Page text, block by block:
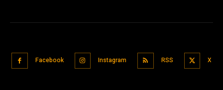
Facebook Instagram RSS X